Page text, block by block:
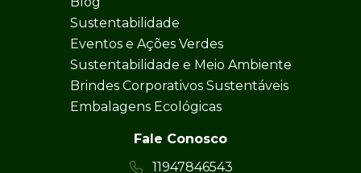
Sustentabilidade
Eventos e Ações Verdes
Sustentabilidade e Meio Ambiente
Brindes Corporativos Sustentáveis
Embalagens Ecológicas
Fale Conosco
11947846543